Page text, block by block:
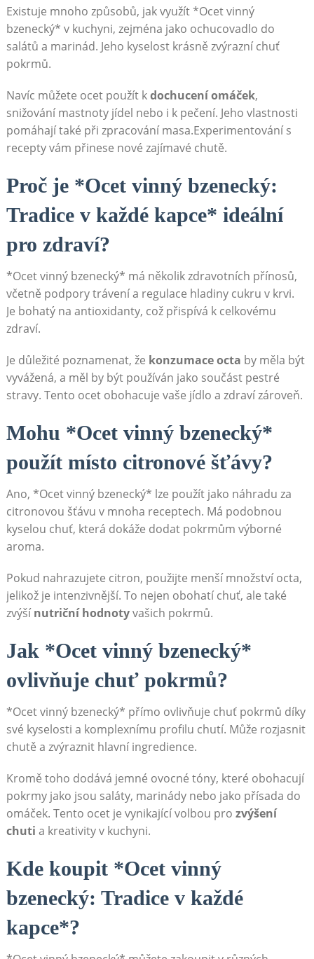
Existuje mnoho způsobů, jak využít *Ocet ‌vinný
⁤bzenecký* v⁣ kuchyni,⁢ zejména jako ​ochucovadlo do⁣
salátů a⁣ marinád. Jeho⁣ kyselost krásně zvýrazní chuť
pokrmů.
Navíc můžete ocet použít kdochucení‌ omáček,
snižování⁤ mastnoty jídel nebo i k pečení. Jeho vlastnosti⁣
pomáhají také při zpracování masa.Experimentování ⁢s
recepty vám přinese nové zajímavé chutě.
Proč je *Ocet vinný ⁢bzenecký:
Tradice v každé kapce* ⁤ideální
pro zdraví?
*Ocet vinný bzenecký* má několik ⁣zdravotních přínosů,
‍včetně⁤ podpory⁢ trávení‌ a regulace ‌hladiny cukru v krvi.
⁢Je bohatý ⁢na ‌antioxidanty, což přispívá k celkovému
zdraví.
Je důležité poznamenat, ⁤že konzumace octa by ‍měla‍ být
vyvážená,⁢ a měl by být používán⁢ jako součást pestré
stravy.​ Tento ocet obohacuje vaše jídlo a zdraví zároveň.
Mohu *Ocet vinný bzenecký*
použít místo citronové šťávy?
Ano, *Ocet​ vinný​ bzenecký* lze‍ použít‍ jako náhradu za
citronovou šťávu v mnoha receptech. Má podobnou
kyselou​ chuť, která⁤ dokáže dodat pokrmům výborné
aroma.
Pokud nahrazujete citron, použijte menší množství octa,
jelikož ⁤je intenzivnější. To nejen ⁣obohatí chuť, ale ‍také
zvýšínutriční hodnotyvašich pokrmů.
Jak⁤ *Ocet vinný bzenecký*
⁣ovlivňuje chuť‌ pokrmů?
*Ocet ⁢vinný bzenecký* přímo ovlivňuje chuť pokrmů díky
své ⁤kyselosti a komplexnímu profilu chutí. Může rozjasnit
chutě a zvýraznit hlavní ingredience.
Kromě toho dodává jemné ovocné tóny,⁣ které obohacují
pokrmy jako jsou saláty, marinády nebo jako přísada‍ do
omáček. Tento⁤ ocet je vynikající volbou pro‌ zvýšení
chuti ‌a kreativity​ v⁣ kuchyni.
Kde koupit ‍*Ocet vinný
bzenecký: ⁤Tradice v ⁣každé
kapce*?